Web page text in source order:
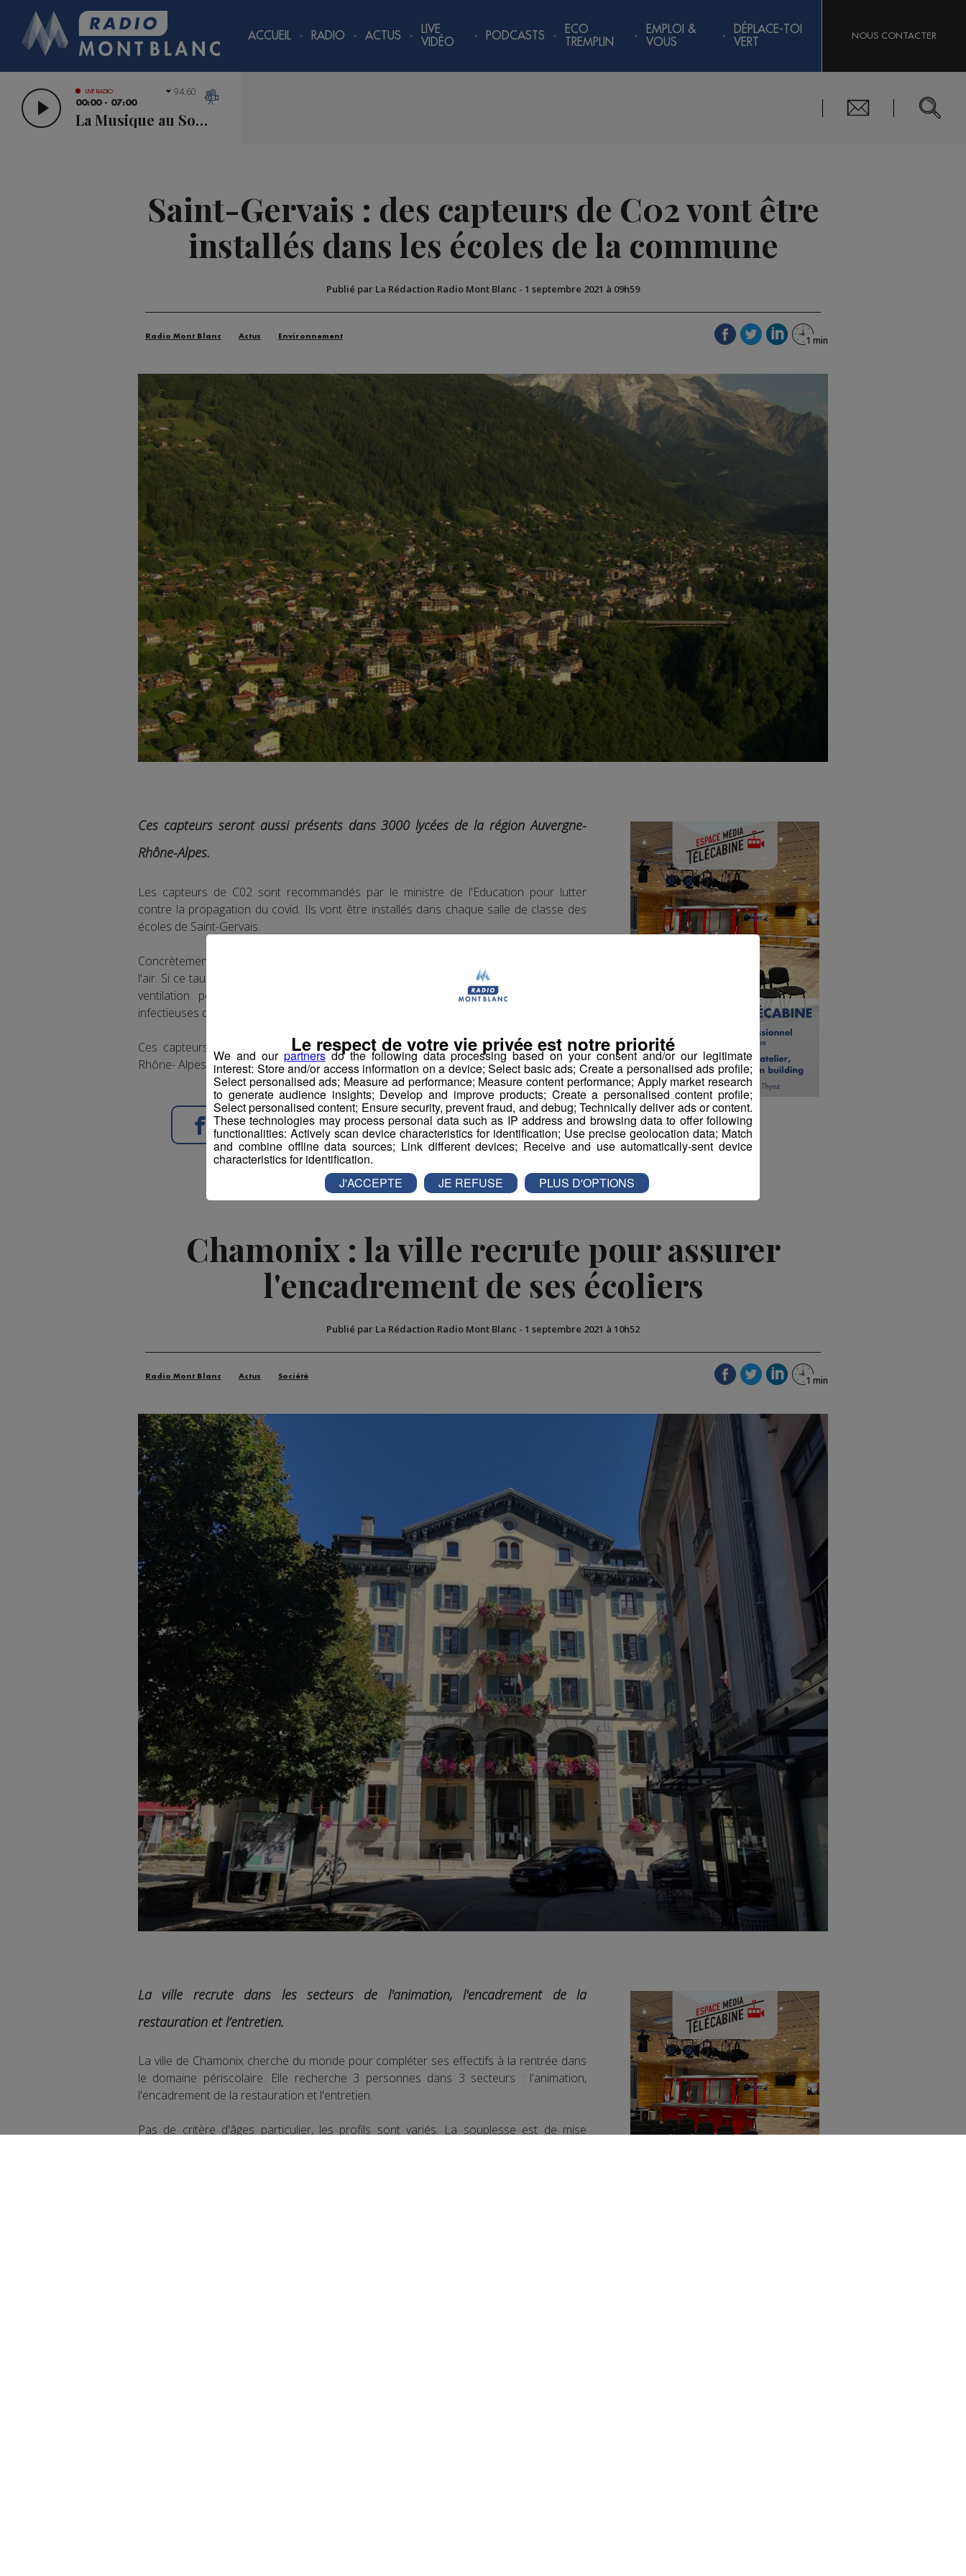
ACCUEIL RADIO ACTUS
LIVE
VIDÉO
PODCASTS
ECO
TREMPLIN
EMPLOI &
VOUS
DÉPLACE-TOI
VERT
NOUS CONTACTER
LIVE RADIO
00:00 - 07:00
La Musique au Sommet
94.60
Saint-Gervais : des capteurs de C02 vont être
installés dans les écoles de la commune
Publié par La Rédaction Radio Mont Blanc - 1 septembre 2021 à 09h59
Radio Mont Blanc Actus Environnement
Ces capteurs seront aussi présents dans 3000 lycées de la région Auvergne-
Rhône-Alpes.
Les capteurs de C02 sont recommandés par le ministre de l'Education pour lutter
contre la propagation du covid. Ils vont être installés dans chaque salle de classe des
écoles de Saint-Gervais.
Concrètement, ces capteurs mesurent le taux de dioxyde de carbone présent dans
l'air. Si ce taux est jugé trop élevé, le capteur envoie un signal lumineux pour alerter. La
ventilation peut alors être enclenchée pour permettre de limiter les particules
infectieuses diffusées dans l'air et ainsi éviter la propagation du covid.
Ces capteurs seront également présents dans 3000 lycées de la région Auvergne-
Rhône- Alpes à la rentrée.
Partager sur Facebook Partager sur Twitter
Chamonix : la ville recrute pour assurer
l'encadrement de ses écoliers
Publié par La Rédaction Radio Mont Blanc - 1 septembre 2021 à 10h52
Radio Mont Blanc Actus Société
La ville recrute dans les secteurs de l'animation, l'encadrement de la
restauration et l’entretien.
La ville de Chamonix cherche du monde pour compléter ses effectifs à la rentrée dans
le domaine périscolaire. Elle recherche 3 personnes dans 3 secteurs : l'animation,
l'encadrement de la restauration et l'entretien.
Pas de critère d'âges particulier, les profils sont variés. La souplesse est de mise
We and our partnersdo the following data processing based on your consent and/or our legitimate
interest: Store and/or access information on a device; Select basic ads; Create a personalised ads profile;
Select personalised ads; Measure ad performance; Measure content performance; Apply market research
to generate audience insights; Develop and improve products; Create a personalised content profile;
Select personalised content; Ensure security, prevent fraud, and debug; Technically deliver ads or content.
These technologies may process personal data such as IP address and browsing data to offer following
functionalities: Actively scan device characteristics for identification; Use precise geolocation data; Match
and combine offline data sources; Link different devices; Receive and use automatically-sent device
characteristics for identification.
Le respect de votre vie privée est notre priorité
J'ACCEPTE JE REFUSE PLUS D'OPTIONS